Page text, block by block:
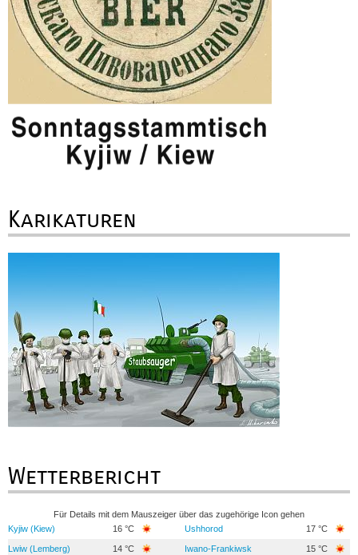
Karikaturen
Wetterbericht
Für Details mit dem Mauszeiger über das zugehörige Icon gehen
Kyjiw (Kiew)
16 °C Ushhorod 17 °C
Lwiw (Lemberg) 14 °C Iwano-Frankiwsk 15 °C